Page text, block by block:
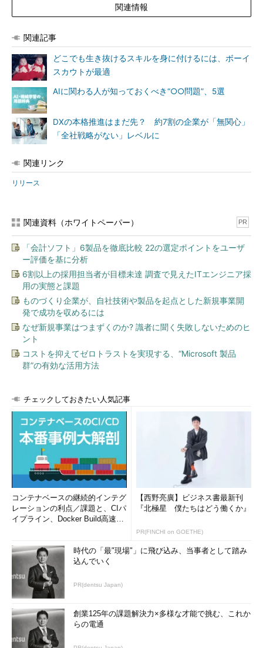
関連情報
関連記事
どこでも生き抜けるスキルを身に付けるには、ボーイ
スカウトが最適
AIに関わる人が知っておくべき“○○問題”、5選
DXの本格推進はまだ先？ 約7割の企業が「無関心」
「全社戦略がない」レベルに
関連リンク
リリース
関連資料（ホワイトペーパー） PR
「会計ソフト」6製品を徹底比較 22の選定ポイントをユーザ
ー評価を基に分析
6割以上の採用担当者が目標未達 調査で見えたITエンジニア採
用の実態と課題
ものづくり企業が、自社技術や製品を起点とした新規事業開
発で成功を収めるには
なぜ新規事業はつまずくのか? 識者に聞く失敗しないためのヒ
ント
コストを抑えてゼロトラストを実現する、“Microsoft 製品
群”の有効な活用方法
チェックしておきたい人気記事
コンテナベースの継続的インテグ
レーションの利点／課題と、CIパ
イプライン、Docker Build高速化
【西野亮廣】ビジネス書最新刊
『北極星 僕たちはどう働くか』
PR(FINCHI on GOETHE)
時代の「最"現場"」に飛び込み、当事者として踏み
込んでいく
PR(dentsu Japan)
創業125年の課題解決力×多様な才能で挑む、これか
らの電通